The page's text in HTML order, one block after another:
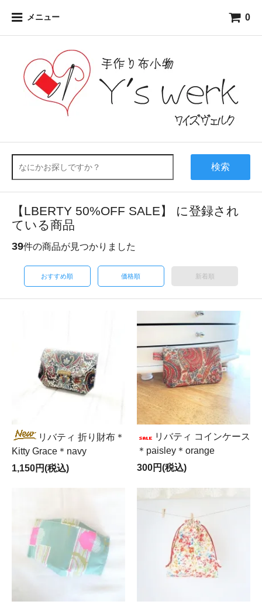
メニュー 0
検索
【LBERTY 50%OFF SALE】 に登録され
ている商品
39件の商品が見つかりました
おすすめ順 価格順 新着順
リバティ 折り財布＊
Kitty Grace＊navy
1,150円(税込)
リバティ コインケース
＊paisley＊orange
300円(税込)